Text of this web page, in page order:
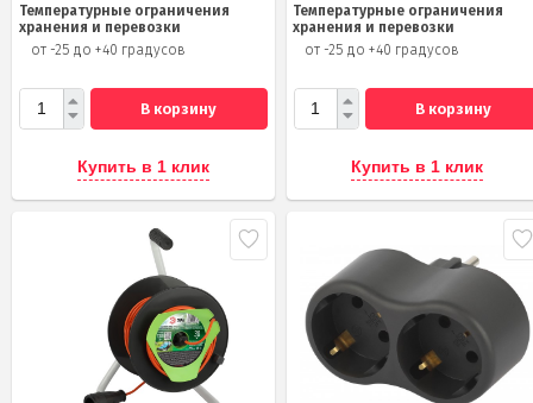
Температурные ограничения
хранения и перевозки
от -25 до +40 градусов
В корзину
Купить в 1 клик
Температурные ограничения
хранения и перевозки
от -25 до +40 градусов
В корзину
Купить в 1 клик